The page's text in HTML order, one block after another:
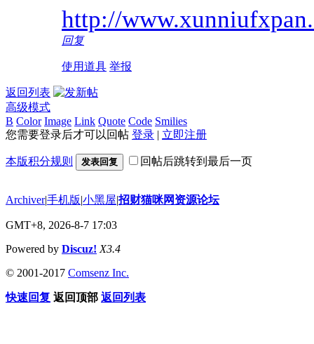
http://
回复
使用道具 举报
返回列表
高级模式
B Color Image Link Quote Code Smilies
您需要登录后才可以回帖 登录 | 立即注册
本版积分规则 发表回复 回帖后跳转到最后一页
Archiver|手机版|小黑屋|招财猫咪网资源论坛
GMT+8, 2026-8-7 17:03
Powered by Discuz! X3.4
© 2001-2017 Comsenz Inc.
快速回复 返回顶部 返回列表